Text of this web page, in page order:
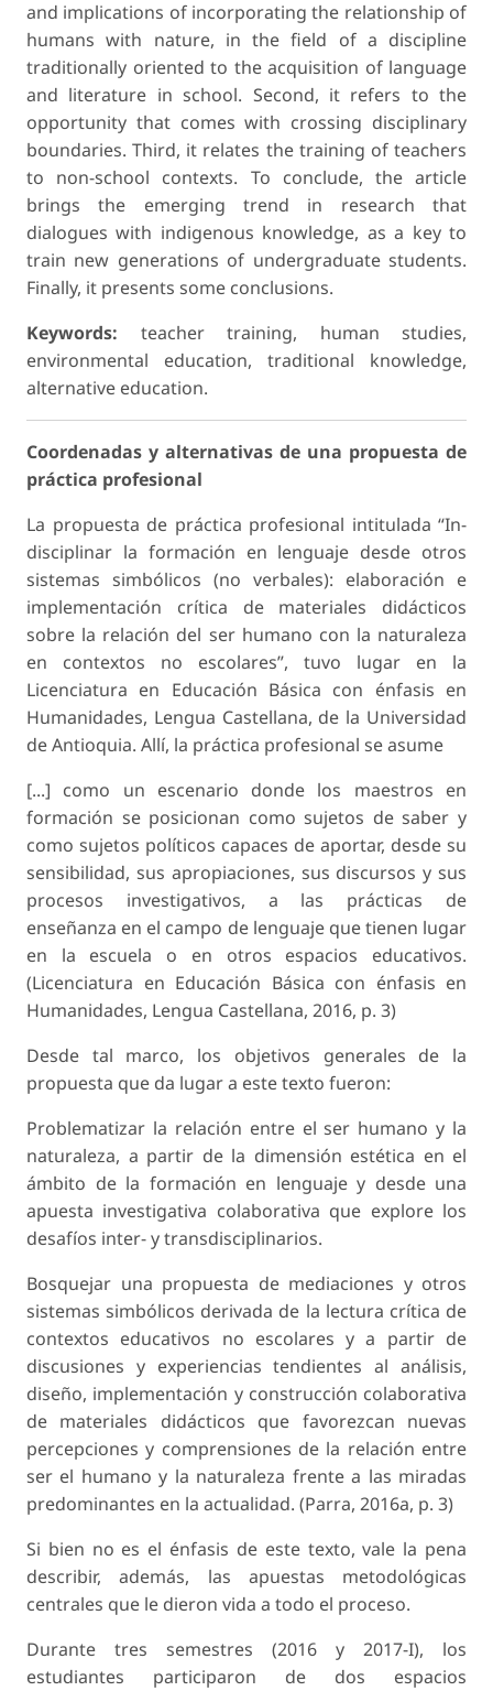
and implications of incorporating the relationship of
humans with nature, in the field of a discipline
traditionally oriented to the acquisition of language
and literature in school. Second, it refers to the
opportunity that comes with crossing disciplinary
boundaries. Third, it relates the training of teachers
to non-school contexts. To conclude, the article
brings the emerging trend in research that
dialogues with indigenous knowledge, as a key to
train new generations of undergraduate students.
Finally, it presents some conclusions.
Keywords: teacher training, human studies,
environmental education, traditional knowledge,
alternative education.
Coordenadas y alternativas de una propuesta de
práctica profesional
La propuesta de práctica profesional intitulada “In-
disciplinar la formación en lenguaje desde otros
sistemas simbólicos (no verbales): elaboración e
implementación crítica de materiales didácticos
sobre la relación del ser humano con la naturaleza
en contextos no escolares”, tuvo lugar en la
Licenciatura en Educación Básica con énfasis en
Humanidades, Lengua Castellana, de la Universidad
de Antioquia. Allí, la práctica profesional se asume
[...] como un escenario donde los maestros en
formación se posicionan como sujetos de saber y
como sujetos políticos capaces de aportar, desde su
sensibilidad, sus apropiaciones, sus discursos y sus
procesos investigativos, a las prácticas de
enseñanza en el campo de lenguaje que tienen lugar
en la escuela o en otros espacios educativos.
(Licenciatura en Educación Básica con énfasis en
Humanidades, Lengua Castellana, 2016, p. 3)
Desde tal marco, los objetivos generales de la
propuesta que da lugar a este texto fueron:
Problematizar la relación entre el ser humano y la
naturaleza, a partir de la dimensión estética en el
ámbito de la formación en lenguaje y desde una
apuesta investigativa colaborativa que explore los
desafíos inter- y transdisciplinarios.
Bosquejar una propuesta de mediaciones y otros
sistemas simbólicos derivada de la lectura crítica de
contextos educativos no escolares y a partir de
discusiones y experiencias tendientes al análisis,
diseño, implementación y construcción colaborativa
de materiales didácticos que favorezcan nuevas
percepciones y comprensiones de la relación entre
ser el humano y la naturaleza frente a las miradas
predominantes en la actualidad. (Parra, 2016a, p. 3)
Si bien no es el énfasis de este texto, vale la pena
describir, además, las apuestas metodológicas
centrales que le dieron vida a todo el proceso.
Durante tres semestres (2016 y 2017-I), los
estudiantes participaron de dos espacios